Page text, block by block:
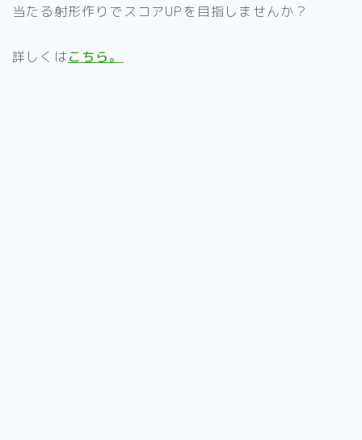
当たる射形作りでスコアUPを目指しませんか？
詳しくはこちら。